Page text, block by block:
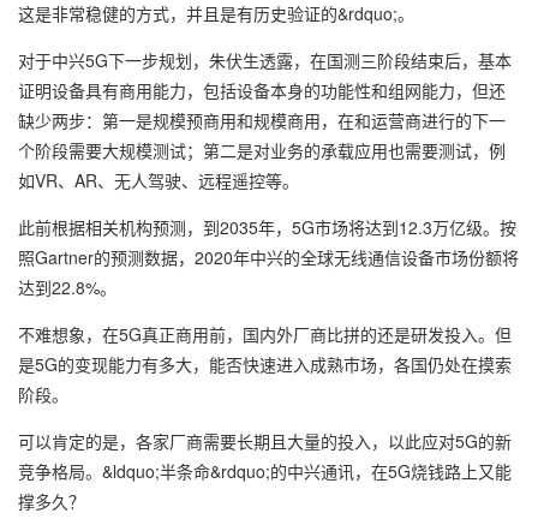
这是非常稳健的方式，并且是有历史验证的&rdquo;。
对于中兴5G下一步规划，朱伏生透露，在国测三阶段结束后，基本
证明设备具有商用能力，包括设备本身的功能性和组网能力，但还
缺少两步：第一是规模预商用和规模商用，在和运营商进行的下一
个阶段需要大规模测试；第二是对业务的承载应用也需要测试，例
如VR、AR、无人驾驶、远程遥控等。
此前根据相关机构预测，到2035年，5G市场将达到12.3万亿级。按
照Gartner的预测数据，2020年中兴的全球无线通信设备市场份额将
达到22.8%。
不难想象，在5G真正商用前，国内外厂商比拼的还是研发投入。但
是5G的变现能力有多大，能否快速进入成熟市场，各国仍处在摸索
阶段。
可以肯定的是，各家厂商需要长期且大量的投入，以此应对5G的新
竞争格局。&ldquo;半条命&rdquo;的中兴通讯，在5G烧钱路上又能
撑多久？